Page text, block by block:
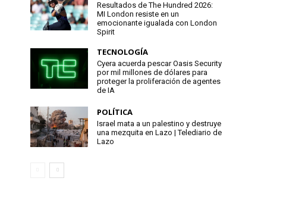
Resultados de The Hundred 2026:
MI London resiste en un
emocionante igualada con London
Spirit
TECNOLOGÍA
Cyera acuerda pescar Oasis Security
por mil millones de dólares para
proteger la proliferación de agentes
de IA
POLÍTICA
Israel mata a un palestino y destruye
una mezquita en Lazo | Telediario de
Lazo